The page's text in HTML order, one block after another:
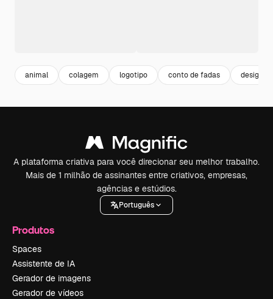
animal colagem logotipo conto de fadas design
A plataforma criativa para você direcionar seu melhor trabalho.
Mais de 1 milhão de assinantes entre criativos, empresas,
agências e estúdios.
Português
Produtos
Spaces
Assistente de IA
Gerador de imagens
Gerador de vídeos